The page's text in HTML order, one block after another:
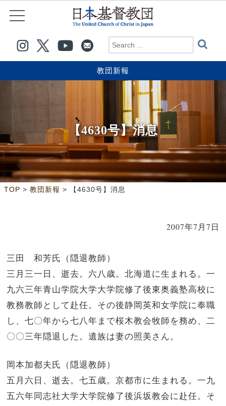
教団新報
【4630号】消息
TOP > 教団新報 > 【4630号】消息
2007年7月7日
三田 和芳氏（隠退教師）
三月三一日、逝去。六八歳。北海道に生まれる。一
九六三年青山学院大学大学院修了後東奥義塾高校に
教務教師として赴任。その後静岡英和女学院に奉職
し、七〇年から七八年まで桜木教会牧師を務め、二
〇〇三年隠退した。遺族は妻の照美さん。
岡本加都夫氏（隠退教師）
五月六日、逝去。七五歳。京都市に生まれる。一九
五六年同志社大学大学院修了後浜坂教会に赴任。そ